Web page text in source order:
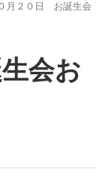
月２０日 お誕生会
会お